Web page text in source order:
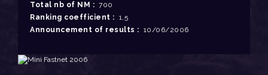
Total nb of NM : 700
Ranking coefficient : 1,5
Announcement of results : 10/06/2006